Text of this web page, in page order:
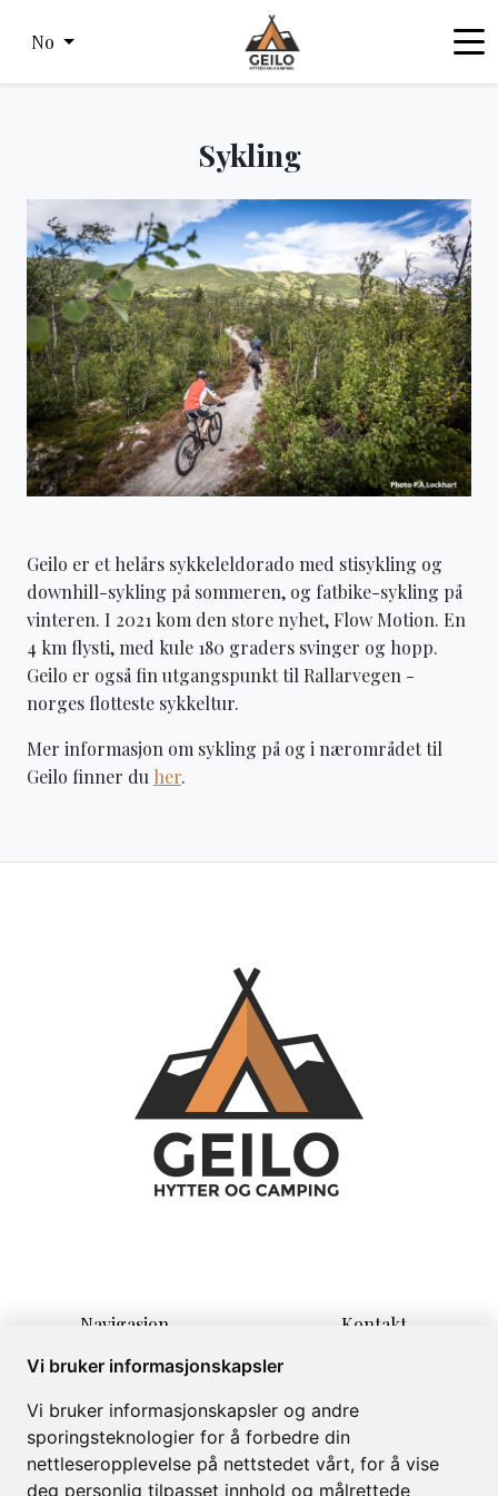
Vi bruker informasjonskapsler
Vi bruker informasjonskapsler og andre
sporingsteknologier for å forbedre din
nettleseropplevelse på nettstedet vårt, for å vise
deg personlig tilpasset innhold og målrettede
No
Sykling
Geilo er et helårs sykkeleldorado med stisykling og
downhill-sykling på sommeren, og fatbike-sykling på
vinteren. I 2021 kom den store nyhet, Flow Motion. En
4 km flysti, med kule 180 graders svinger og hopp.
Geilo er også fin utgangspunkt til Rallarvegen -
norges flotteste sykkeltur.
Mer informasjon om sykling på og i nærområdet til
Geilo finner du her.
Navigasjon
Hjem
Informasjon
Om
Galleri
Kontakt
info@campinggeilo.no
+47 57999999